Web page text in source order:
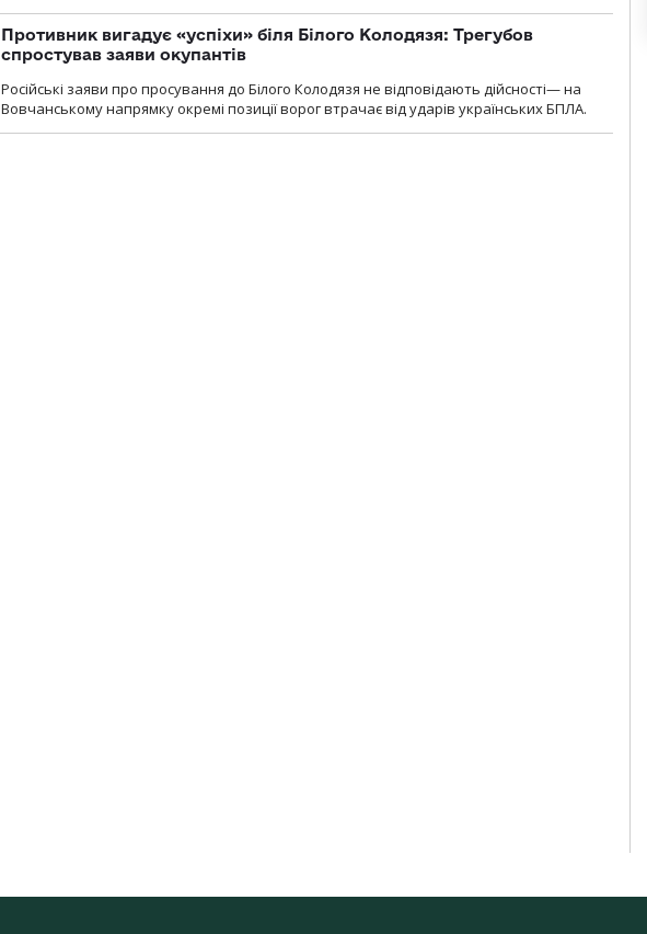
Противник вигадує «успіхи» біля Білого Колодязя: Трегубов
спростував заяви окупантів
Російські заяви про просування до Білого Колодязя не відповідають дійсності— на
Вовчанському напрямку окремі позиції ворог втрачає від ударів українських БПЛА.